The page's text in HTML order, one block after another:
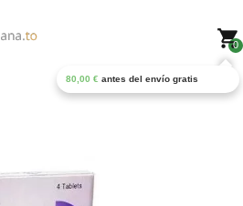
0
80,00 € antes del envío gratis